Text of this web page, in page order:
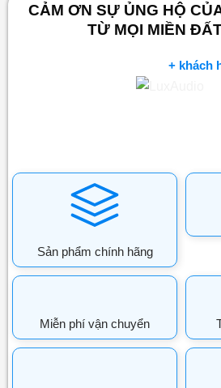
CẢM ƠN SỰ ỦNG HỘ
TỪ MỌI MIỀN
+ khách
Sản phẩm chính hãng
Miễn phí vận chuyển